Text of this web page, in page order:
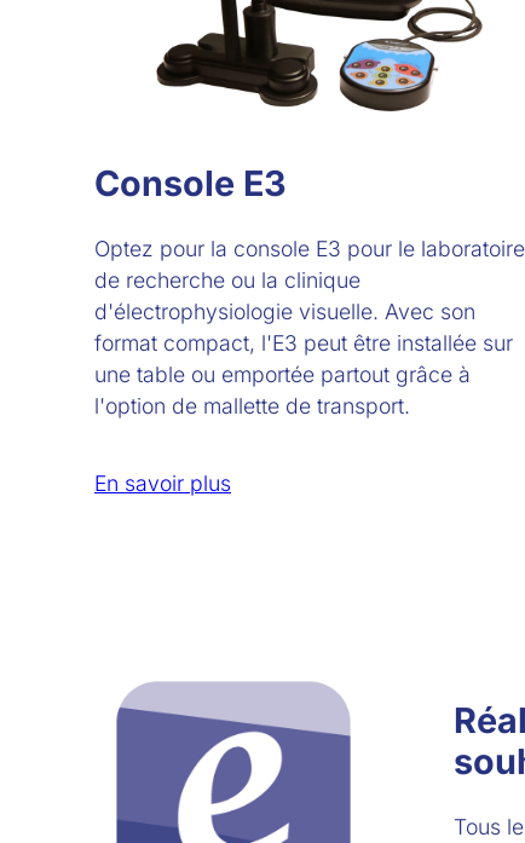
Console E3
Optez pour la console E3 pour le laboratoire
de recherche ou la clinique
d'électrophysiologie visuelle. Avec son
format compact, l'E3 peut être installée sur
une table ou emportée partout grâce à
l'option de mallette de transport.
En savoir plus
Tous